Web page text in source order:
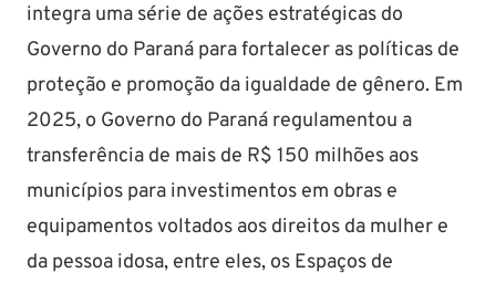
integra uma série de ações estratégicas do
Governo do Paraná para fortalecer as políticas de
proteção e promoção da igualdade de gênero. Em
2025, o Governo do Paraná regulamentou a
transferência de mais de R$ 150 milhões aos
municípios para investimentos em obras e
equipamentos voltados aos direitos da mulher e
da pessoa idosa, entre eles, os Espaços de